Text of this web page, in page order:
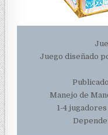
Juego diseñado
Manejo de
1-4